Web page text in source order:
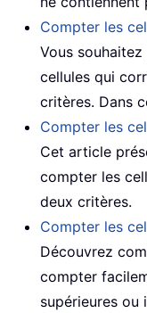
Compter les
Vous
cellules qui
critères. Dans
Compter les
Cet article
compter les
deux critères.
Compter les
Découvrez
compter
supérieures ou